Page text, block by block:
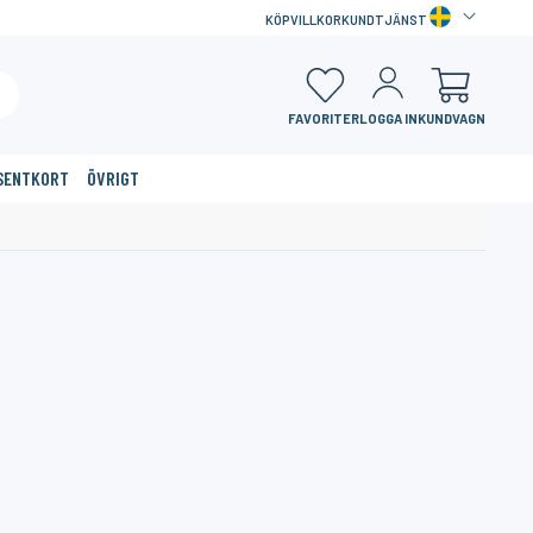
KÖPVILLKORKUNDTJÄNST
FAVORITERLOGGA INKUNDVAGN
ÖVRIGT